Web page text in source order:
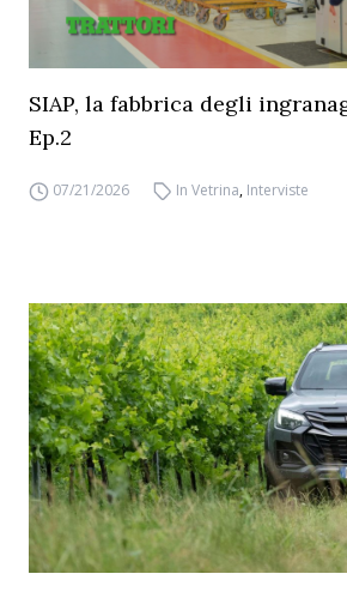
SIAP, la fabbrica degli
Ep.2
07/21/2026 In Vetrina, Interviste